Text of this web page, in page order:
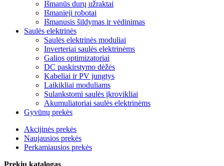
Išmanūs durų užraktai
Išmanieji robotai
Išmanusis šildymas ir vėdinimas
Saulės elektrinės
Saulės elektrinės moduliai
Inverteriai saulės elektrinėms
Galios optimizatoriai
DC paskirstymo dėžės
Kabeliai ir PV jungtys
Laikikliai moduliams
Sulankstomi saulės įkrovikliai
Akumuliatoriai saulės elektrinėms
Gyvūnų prekės
Akcijinės prekės
Naujausios prekės
Perkamiausios prekės
Prekių katalogas